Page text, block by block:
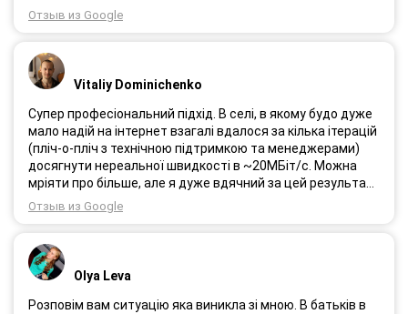
Отзыв из Google
Vitaliy Dominichenko
Супер професіональний підхід. В селі, в якому будо дуже
мало надій на інтернет взагалі вдалося за кілька ітерацій
(пліч-о-пліч з технічною підтримкою та менеджерами)
досягнути нереальної швидкості в ~20МБіт/с. Можна
мріяти про більше, але я дуже вдячний за цей результат,
так як перші спроби впиралися в максимум 4-5 МБіт/с.
Спробували усіх можливих операторів, обертав десятки
доплатою і вдалося неможливе :) Дякую вам! Безумовно
вдячний і радий знайомству.
Отзыв из Google
Olya Leva
Розповім вам ситуацію яка виникла зі мною. В батьків в